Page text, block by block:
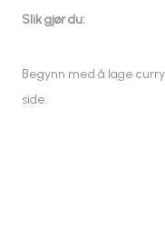
Slik gjør du:
Begynn med å lage
side.